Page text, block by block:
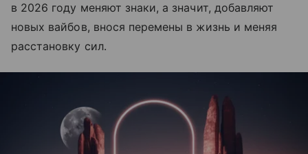
в 2026 году меняют знаки, а значит, добавляют
новых вайбов, внося перемены в жизнь и меняя
расстановку сил.